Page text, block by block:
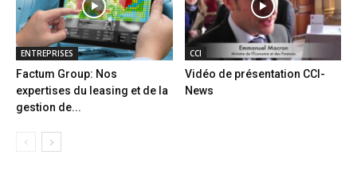
ENTREPRISES
Factum Group: Nos
expertises du leasing et de la
gestion de...
CCI
Vidéo de présentation CCI-
News